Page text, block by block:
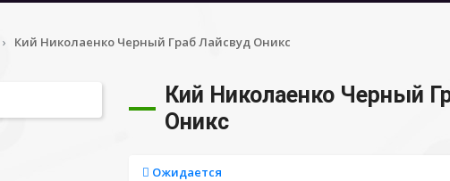
Кий Николаенко Черный Граб Лайсвуд Оникс
Кий Николаенко Черный
Оникс
Ожидается